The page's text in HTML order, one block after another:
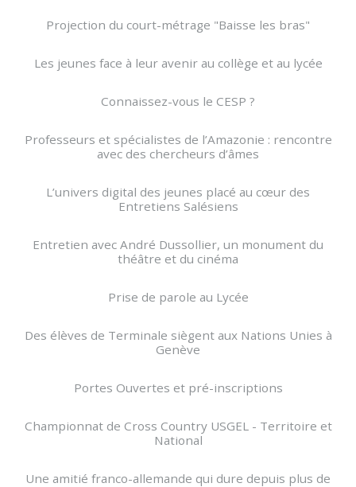
Projection du court-métrage "Baisse les bras"
Les jeunes face à leur avenir au collège et au lycée
Connaissez-vous le CESP ?
Professeurs et spécialistes de l’Amazonie : rencontre
avec des chercheurs d’âmes
L’univers digital des jeunes placé au cœur des
Entretiens Salésiens
Entretien avec André Dussollier, un monument du
théâtre et du cinéma
Prise de parole au Lycée
Des élèves de Terminale siègent aux Nations Unies à
Genève
Portes Ouvertes et pré-inscriptions
Championnat de Cross Country USGEL - Territoire et
National
Une amitié franco-allemande qui dure depuis plus de